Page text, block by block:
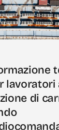
lavoratori
di